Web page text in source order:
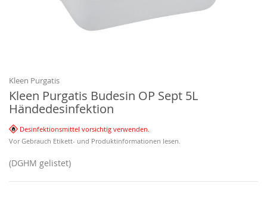
Bildgalerie
springen
Kleen Purgatis
Kleen Purgatis Budesin OP Sept 5L
Händedesinfektion
Desinfektionsmittel vorsichtig verwenden.
Vor Gebrauch Etikett- und Produktinformationen lesen.
(DGHM gelistet)